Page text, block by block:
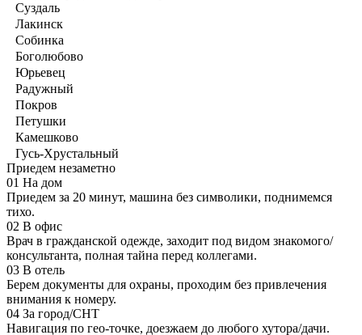
Суздаль
Лакинск
Собинка
Боголюбово
Юрьевец
Радужный
Покров
Петушки
Камешково
Гусь-Хрустальный
Приедем незаметно
01 На дом
Приедем за 20 минут, машина без символики, поднимемся
тихо.
02 В офис
Врач в гражданской одежде, заходит под видом знакомого/
консультанта, полная тайна перед коллегами.
03 В отель
Берем документы для охраны, проходим без привлечения
внимания к номеру.
04 За город/СНТ
Навигация по гео-точке, доезжаем до любого хутора/дачи.